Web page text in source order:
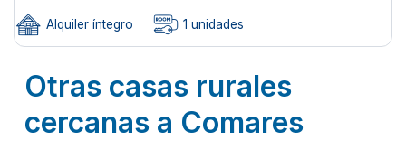
Alquiler íntegro 1 unidades
Otras casas rurales
cercanas a Comares